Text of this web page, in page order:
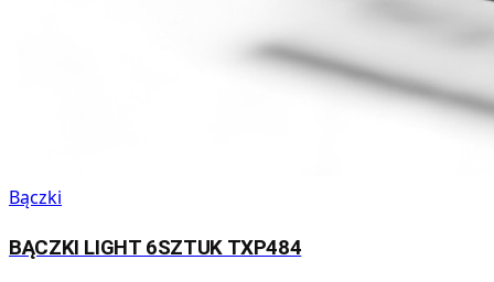
Bączki
BĄCZKI LIGHT 6SZTUK TXP484